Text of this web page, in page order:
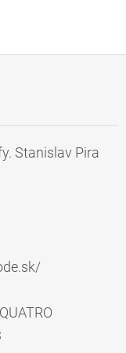
Stanislav Pira